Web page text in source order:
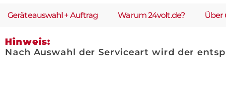
Geräteauswahl + Auftrag Warum 24volt.de? Über
Hinweis:
Nach Auswahl der Serviceart wird der